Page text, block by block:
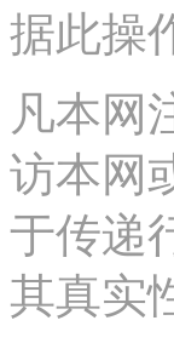
据此操
凡本网
访本网
于传递
其真实